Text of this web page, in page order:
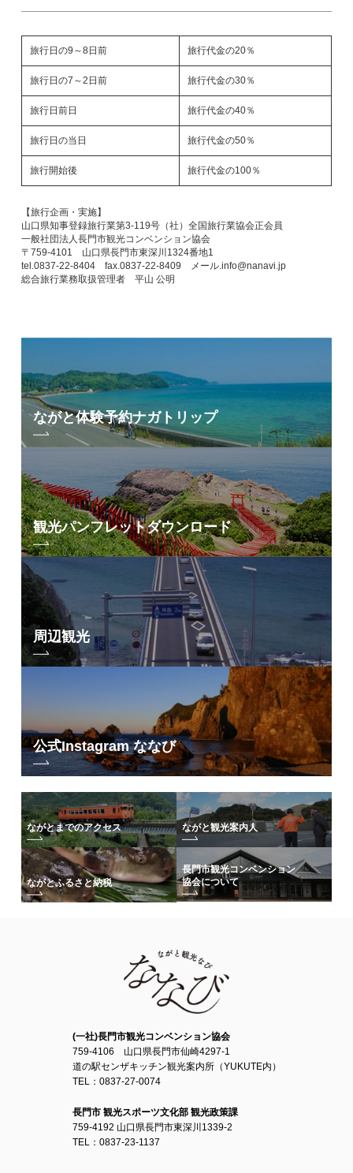
旅行日の9～8日前 旅行代金の20％
旅行日の7～2日前 旅行代金の30％
旅行日前日 旅行代金の40％
旅行日の当日 旅行代金の50％
旅行開始後 旅行代金の100％
【旅行企画・実施】
山口県知事登録旅行業第3-119号（社）全国旅行業協会正会員
一般社団法人長門市観光コンベンション協会
〒759-4101 山口県長門市東深川1324番地1
tel.0837-22-8404 fax.0837-22-8409 メール.info@nanavi.jp
総合旅行業務取扱管理者 平山 公明
ながと体験予約ナガトリップ
観光パンフレットダウンロード
周辺観光
公式Instagram ななび
ながとまでのアクセス ながと観光案内人
ながとふるさと納税
長門市観光コンベンション
協会について
(一社)長門市観光コンベンション協会
759-4106 山口県長門市仙崎4297-1
道の駅センザキッチン観光案内所（YUKUTE内）
TEL：0837-27-0074
長門市 観光スポーツ文化部 観光政策課
759-4192 山口県長門市東深川1339-2
TEL：0837-23-1137